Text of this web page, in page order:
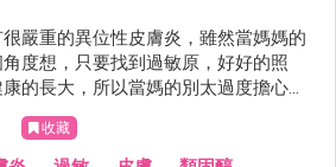
嚴重的異位性皮膚炎，雖然當媽媽的
度想，只要找到過敏原，好好的照
的長大，所以當媽的別太過度擔心
收藏